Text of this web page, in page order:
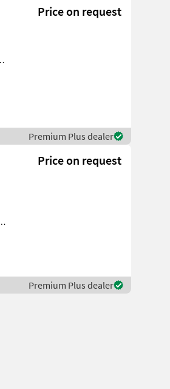
Price on request
Premium Plus dealer
Price on request
Premium Plus dealer